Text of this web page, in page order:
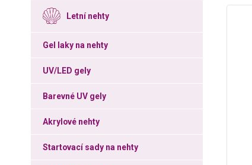
Letní nehty
Gel laky na nehty
UV/LED gely
Barevné UV gely
Akrylové nehty
Startovací sady na nehty